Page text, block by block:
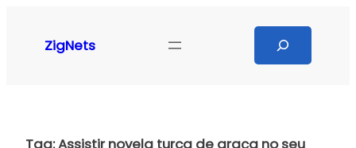
ZigNets
Tag:Assistir novela turca de graça no seu